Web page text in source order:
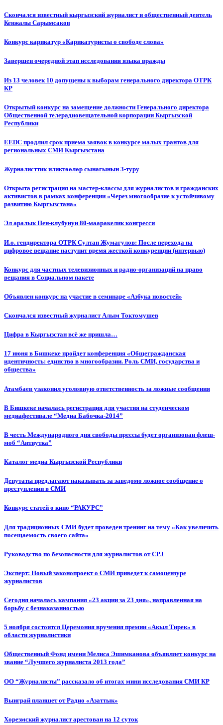
Скончался известный кыргызский журналист и общественный деятель
Кенжалы Сарымсаков
Конкурс карикатур «Карикатуристы о свободе слова»
Завершен очередной этап исследования языка вражды
Из 13 человек 10 допущены к выборам генерального директора ОТРК
КР
Открытый конкурс на замещение должности Генерального директора
Общественной телерадиовещательной корпорации Кыргызской
Республики
EEDC продлил срок приема заявок в конкурсе малых грантов для
региональных СМИ Кыргызстана
Журналисттик иликтөөлөр сынагынын 3-туру
Открыта регистрация на мастер-классы для журналистов и гражданских
активистов в рамках конференции «Через многообразие к устойчивому
развитию Кыргызстана»
Эл аралык Пен-клубунун 80-мааракелик конгресси
И.о. гендиректора ОТРК Султан Жумагулов: После перехода на
цифровое вещание наступит время жесткой конкуренции (интервью)
Конкурс для частных телевизионных и радио-организаций на право
вещания в Социальном пакете
Объявлен конкурс на участие в семинаре «Азбука новостей»
Cкончался известный журналист Алым Токтомушев
Цифра в Кыргызстан всё же пришла…
17 июня в Бишкеке пройдет конференция «Общегражданская
идентичность: единство в многообразии. Роль СМИ, государства и
общества»
Атамбаев узаконил уголовную ответственность за ложные сообщения
В Бишкеке началась регистрация для участия на студенческом
медиафестивале “Медиа Бабочка-2014”
В честь Международного дня свободы прессы будет организован флеш-
моб “Антиутка”
Каталог медиа Кыргызской Республики
Депутаты предлагают наказывать за заведомо ложное сообщение о
преступлении в СМИ
Конкурс статей о кино “РАКУРС”
Для традиционных СМИ будет проведен тренинг на тему «Как увеличить
посещаемость своего сайта»
Руководство по безопасности для журналистов от CPJ
Эксперт: Новый законопроект о СМИ приведет к самоцензуре
журналистов
Сегодня началась кампания «23 акции за 23 дня», направленная на
борьбу с безнаказанностью
5 ноября состоится Церемония вручения премии «Акыл Тирек» в
области журналистики
Общественный Фонд имени Мелиса Эшимканова объявляет конкурс на
звание “Лучшего журналиста 2013 года”
ОО “Журналисты” рассказало об итогах мини исследования СМИ КР
Выиграй планшет от Радио «Азаттык»
Хорезмский журналист арестован на 12 суток